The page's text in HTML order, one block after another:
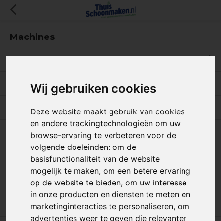
Wij gebruiken cookies
Deze website maakt gebruik van cookies
en andere trackingtechnologieën om uw
browse-ervaring te verbeteren voor de
volgende doeleinden:om de
basisfunctionaliteit van de website
mogelijk te maken,om een betere ervaring
op de website te bieden,om uw interesse
in onze producten en diensten te meten en
marketinginteracties te personaliseren,om
advertenties weer te geven die relevanter
Machines
Stofzuigers en zakken
Waterzuigers
Tapijt en stoomreinigers
Schrob / zuigmachines
Numatic NX-serie
Onderdelen en accessoires
Alle machines